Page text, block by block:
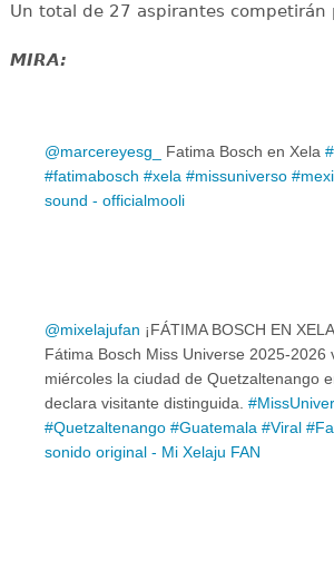
Un total de 27 aspirantes competirán
MIRA:
@marcereyesg_ Fatima Bosch en Xela
#fatimabosch #xela #missuniverso
sound - officialmooli
@mixelajufan ¡FÁTIMA BOSCH EN
Fátima Bosch Miss Universe 2025-2026
miércoles la ciudad de Quetzaltenango
declara visitante distinguida.
#Quetzaltenango #Guatemala #Viral
sonido original - Mi Xelaju FAN